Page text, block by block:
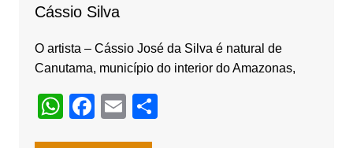
o
k
Cássio Silva
O artista – Cássio José da Silva é natural de
Canutama, município do interior do Amazonas,
W
F
E